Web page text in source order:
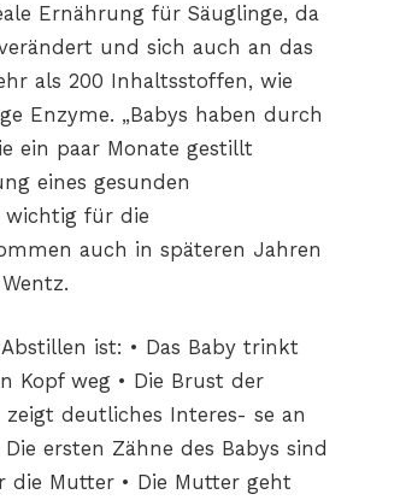
Ernährung für Säuglinge, da
und sich auch an das
als 200 Inhaltsstoffen, wie
Enzyme. „Babys haben durch
ein paar Monate gestillt
eines gesunden
für die
auch in späteren Jahren
ist: • Das Baby trinkt
Kopf weg • Die Brust der
deutliches Interes- se an
ersten Zähne des Babys sind
Mutter • Die Mutter geht